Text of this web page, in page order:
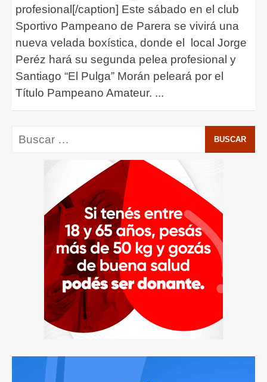
profesional[/caption] Este sábado en el club
Sportivo Pampeano de Parera se vivirá una
nueva velada boxística, donde el local Jorge
Peréz hará su segunda pelea profesional y
Santiago “El Pulga” Morán peleará por el
Título Pampeano Amateur. ...
Buscar: